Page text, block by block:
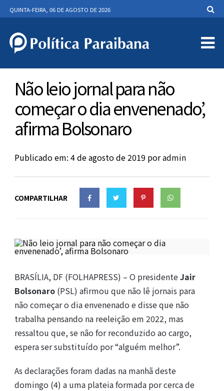
QUINTA-FEIRA, 06 DE AGOSTO DE 2026
Não leio jornal para não
começar o dia envenenado’,
afirma Bolsonaro
Publicado em: 4 de agosto de 2019 poradmin
COMPARTILHAR
BRASÍLIA, DF (FOLHAPRESS) – O presidenteJair
Bolsonaro(PSL) afirmou que não lê jornais para
não começar o dia envenenado e disse que não
trabalha pensando na reeleição em 2022, mas
ressaltou que, se não for reconduzido ao cargo,
espera ser substituído por “alguém melhor”.
As declarações foram dadas na manhã deste
domingo (4) a uma plateia formada por cerca de